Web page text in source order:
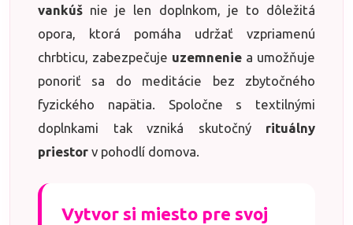
vankúš nie je len doplnkom, je to dôležitá
opora, ktorá pomáha udržať vzpriamenú
chrbticu, zabezpečuje uzemnenie a umožňuje
ponoriť sa do meditácie bez zbytočného
fyzického napätia. Spoločne s textilnými
doplnkami tak vzniká skutočný rituálny
priestor v pohodlí domova.
Vytvor si miesto pre svoj